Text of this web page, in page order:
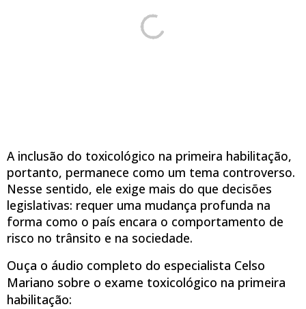
A inclusão do toxicológico na primeira habilitação,
portanto, permanece como um tema controverso.
Nesse sentido, ele exige mais do que decisões
legislativas: requer uma mudança profunda na
forma como o país encara o comportamento de
risco no trânsito e na sociedade.
Ouça o áudio completo do especialista Celso
Mariano sobre o exame toxicológico na primeira
habilitação: